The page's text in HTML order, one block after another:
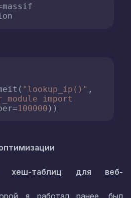
"lookup_ip()" ,
import
100000 ))
хеш-таблиц для веб-
я работал ранее, был